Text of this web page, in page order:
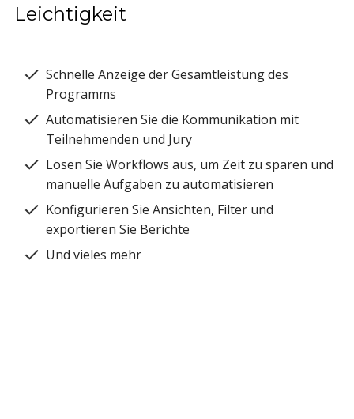
Leichtigkeit
Schnelle Anzeige der Gesamtleistung des
Programms
Automatisieren Sie die Kommunikation mit
Teilnehmenden und Jury
Lösen Sie Workflows aus, um Zeit zu sparen und
manuelle Aufgaben zu automatisieren
Konfigurieren Sie Ansichten, Filter und
exportieren Sie Berichte
Und vieles mehr